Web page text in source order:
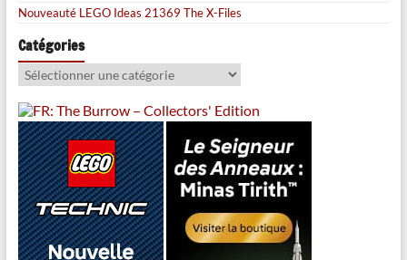
Nouveauté LEGO Ideas 21369 The X-Files
Catégories
Catégories